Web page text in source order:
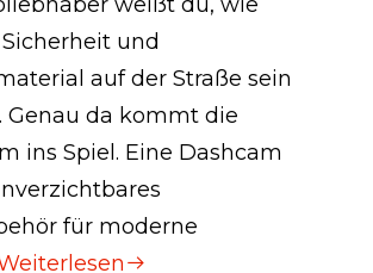
und
auf der Straße sein
Genau da kommt die
ins Spiel. Eine Dashcam
für moderne